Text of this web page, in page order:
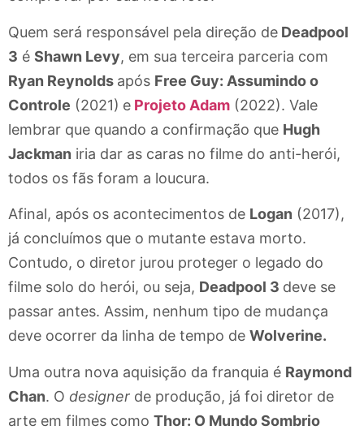
Quem será responsável pela direção de Deadpool
3 é Shawn Levy, em sua terceira parceria com
Ryan Reynolds após Free Guy: Assumindo o
Controle (2021) e Projeto Adam (2022). Vale
lembrar que quando a confirmação que Hugh
Jackman iria dar as caras no filme do anti-herói,
todos os fãs foram a loucura.
Afinal, após os acontecimentos de Logan (2017),
já concluímos que o mutante estava morto.
Contudo, o diretor jurou proteger o legado do
filme solo do herói, ou seja, Deadpool 3 deve se
passar antes. Assim, nenhum tipo de mudança
deve ocorrer da linha de tempo de Wolverine.
Uma outra nova aquisição da franquia é Raymond
Chan. O designer de produção, já foi diretor de
arte em filmes como Thor: O Mundo Sombrio